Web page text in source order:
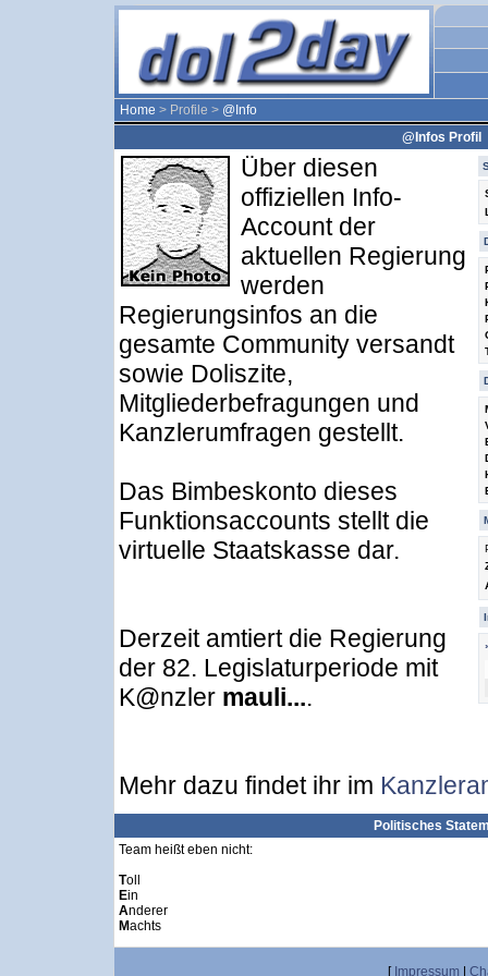
Home > Profile > @Info
@Infos Profil
Über diesen
offiziellen Info-
Account der
aktuellen Regierung
werden
Regierungsinfos an die
gesamte Community versandt
sowie Doliszite,
Mitgliederbefragungen und
Kanzlerumfragen gestellt.
Das Bimbeskonto dieses
Funktionsaccounts stellt die
virtuelle Staatskasse dar.
Derzeit amtiert die Regierung
der 82. Legislaturperiode mit
K@nzler mauli....
Mehr dazu findet ihr im
Politisches
Team heißt eben nicht:
Toll
Ein
Anderer
Machts
[ Impressum